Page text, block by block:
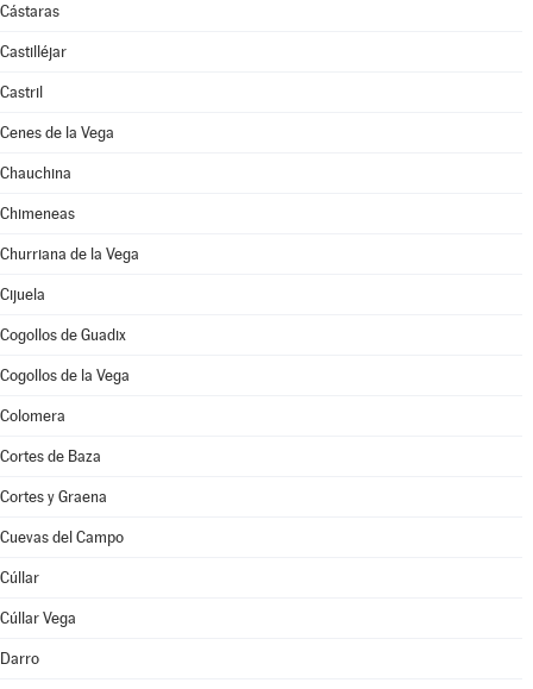
Cástaras
Castilléjar
Castril
Cenes de la Vega
Chauchina
Chimeneas
Churriana de la Vega
Cijuela
Cogollos de Guadix
Cogollos de la Vega
Colomera
Cortes de Baza
Cortes y Graena
Cuevas del Campo
Cúllar
Cúllar Vega
Darro